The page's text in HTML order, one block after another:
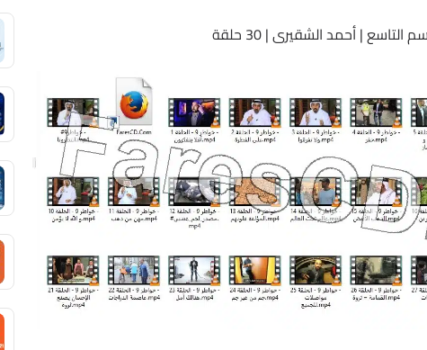
| أحمد الشقيرى | 30 حلقة